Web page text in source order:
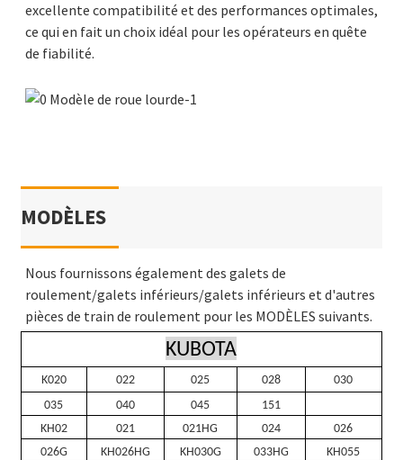
excellente compatibilité et des performances optimales,
ce qui en fait un choix idéal pour les opérateurs en quête
de fiabilité.
MODÈLES
Nous fournissons également des galets de
roulement/galets inférieurs/galets inférieurs et d'autres
pièces de train de roulement pour les MODÈLES suivants.
KUBOTA
K020 022 025 028
030
035
040 045
151
KH02
021 021HG 024
026
026G
KH026HG KH030G 033HG
KH055